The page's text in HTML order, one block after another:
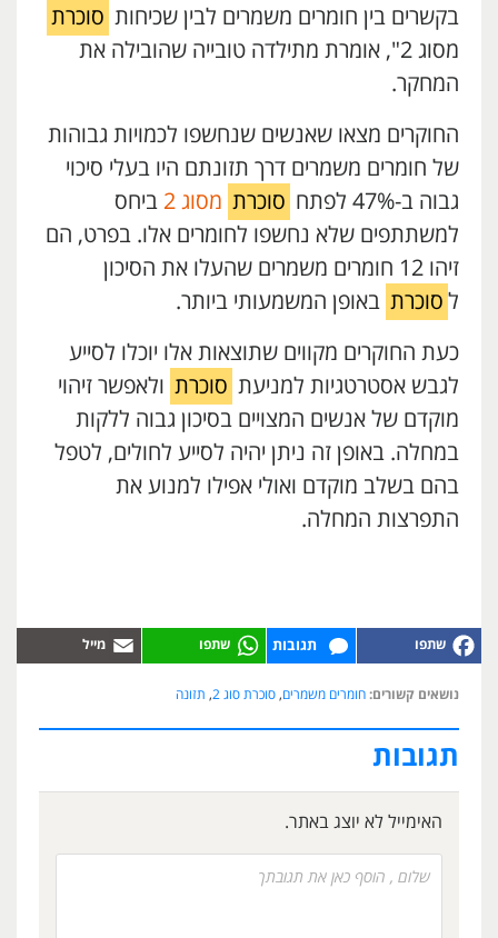
בקשרים בין חומרים משמרים לבין שכיחות סוכרת
מסוג 2", אומרת מתילדה טובייה שהובילה את
המחקר.
החוקרים מצאו שאנשים שנחשפו לכמויות גבוהות
של חומרים משמרים דרך תזונתם היו בעלי סיכוי
גבוה ב-47% לפתח
סוכרת מסוג 2
ביחס
למשתתפים שלא נחשפו לחומרים אלו. בפרט, הם
זיהו 12 חומרים משמרים שהעלו את הסיכון
ל סוכרת באופן המשמעותי ביותר.
כעת החוקרים מקווים שתוצאות אלו יוכלו לסייע
לגבש אסטרטגיות למניעת סוכרת ולאפשר זיהוי
מוקדם של אנשים המצויים בסיכון גבוה ללקות
במחלה. באופן זה ניתן יהיה לסייע לחולים, לטפל
בהם בשלב מוקדם ואולי אפילו למנוע את
התפרצות המחלה.
תגובות
נושאים קשורים: חומרים משמרים, סוכרת סוג 2 , תזונה
תגובות
האימייל לא יוצג באתר.